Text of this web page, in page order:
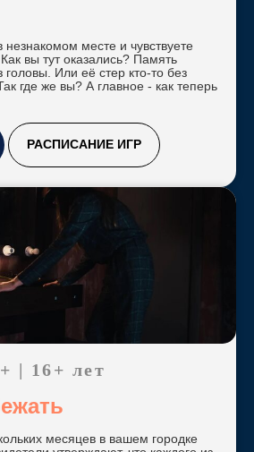
месте и чувствуете
вы тут оказались? Память
головы. Или её стер кто-то без
где же вы? А главное - как теперь
РАСПИСАНИЕ ИГР
| 16+ лет
месяцев в вашем городке